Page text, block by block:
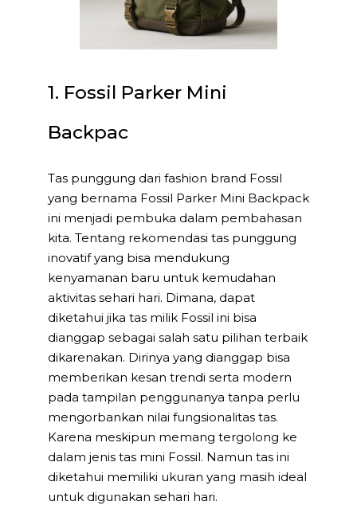
1. Fossil Parker Mini
Backpac
Tas punggung dari fashion brand Fossil
yang bernama Fossil Parker Mini Backpack
ini menjadi pembuka dalam pembahasan
kita. Tentang rekomendasi tas punggung
inovatif yang bisa mendukung
kenyamanan baru untuk kemudahan
aktivitas sehari hari. Dimana, dapat
diketahui jika tas milik Fossil ini bisa
dianggap sebagai salah satu pilihan terbaik
dikarenakan. Dirinya yang dianggap bisa
memberikan kesan trendi serta modern
pada tampilan penggunanya tanpa perlu
mengorbankan nilai fungsionalitas tas.
Karena meskipun memang tergolong ke
dalam jenis tas mini Fossil. Namun tas ini
diketahui memiliki ukuran yang masih ideal
untuk digunakan sehari hari.